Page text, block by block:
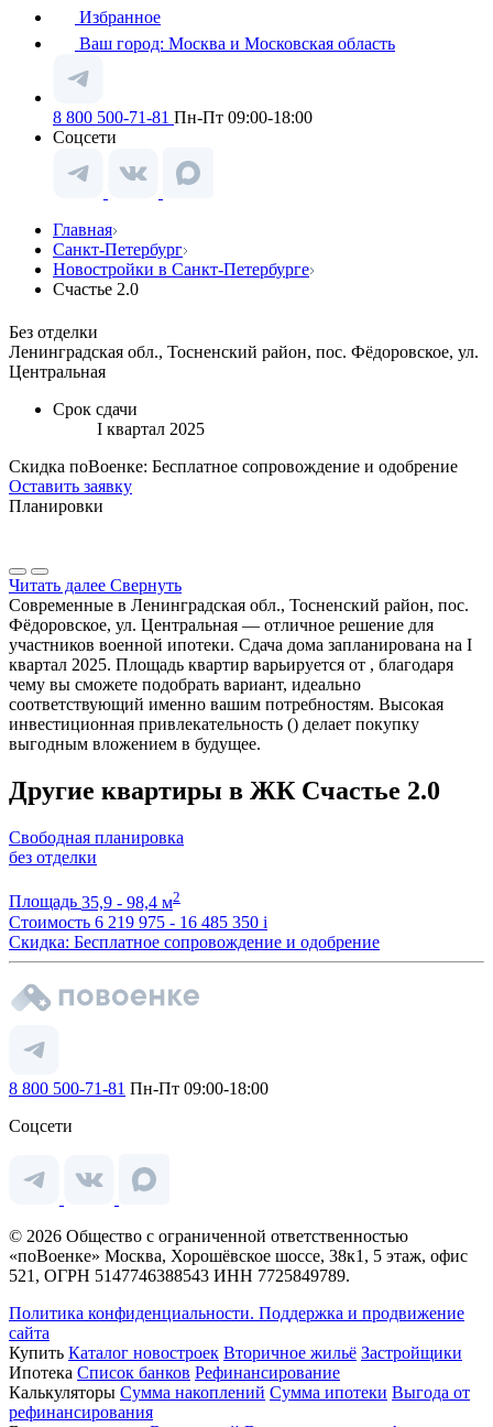
Избранное
Ваш город: Москва и Московская область
8 800 500-71-81 Пн-Пт 09:00-18:00
Соцсети
Главная
Санкт-Петербург
Новостройки в Санкт-Петербурге
Счастье 2.0
Без отделки
Ленинградская обл., Тосненский район, пос. Фёдоровское, ул.
Центральная
Срок сдачи
I квартал 2025
Скидка поВоенке: Бесплатное сопровождение и одобрение
Оставить заявку
Планировки
Читать далее Свернуть
Современные в Ленинградская обл., Тосненский район, пос.
Фёдоровское, ул. Центральная — отличное решение для
участников военной ипотеки. Сдача дома запланирована на I
квартал 2025. Площадь квартир варьируется от , благодаря
чему вы сможете подобрать вариант, идеально
соответствующий именно вашим потребностям. Высокая
инвестиционная привлекательность () делает покупку
выгодным вложением в будущее.
Другие квартиры в ЖК Счастье 2.0
Свободная планировка
без отделки
Площадь 35,9 - 98,4 м2
Стоимость 6 219 975 - 16 485 350 i
Скидка: Бесплатное сопровождение и одобрение
8 800 500-71-81 Пн-Пт 09:00-18:00
Соцсети
© 2026 Общество с ограниченной ответственностью
«поВоенке» Москва, Хорошёвское шоссе, 38к1, 5 этаж, офис
521, ОГРН 5147746388543 ИНН 7725849789.
Политика конфиденциальности. Поддержка и продвижение
сайта
Купить Каталог новостроек Вторичное жильё Застройщики
Ипотека Список банков Рефинансирование
Калькуляторы Сумма накоплений Сумма ипотеки Выгода от
рефинансирования